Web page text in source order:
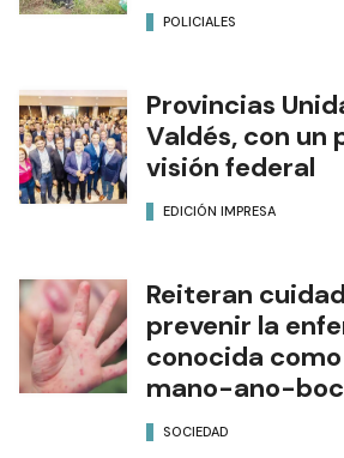
POLICIALES
Provincias
Valdés, con un
visión federal
EDICIÓN IMPRESA
Reiteran
prevenir la
conocida
mano-ano-
SOCIEDAD